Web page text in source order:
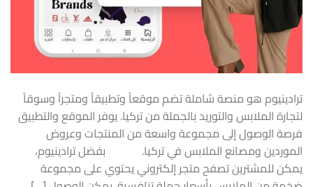
ترادينيوم هو منصة شاملة تضم موقعاً وتطبيقاً ومتجراً وسوقاً
لتجارة الملابس والتوريد بالجملة من تركيا. يوفر الموقع والتطبيق
فرصة الوصول إلى مجموعة واسعة من المنتجات وعروض
الموردين ومصانع الملابس في تركيا. بفضل ترادينيوم،
يمكن للمشترين تصفح متجر إلكتروني يحتوي على مجموعة